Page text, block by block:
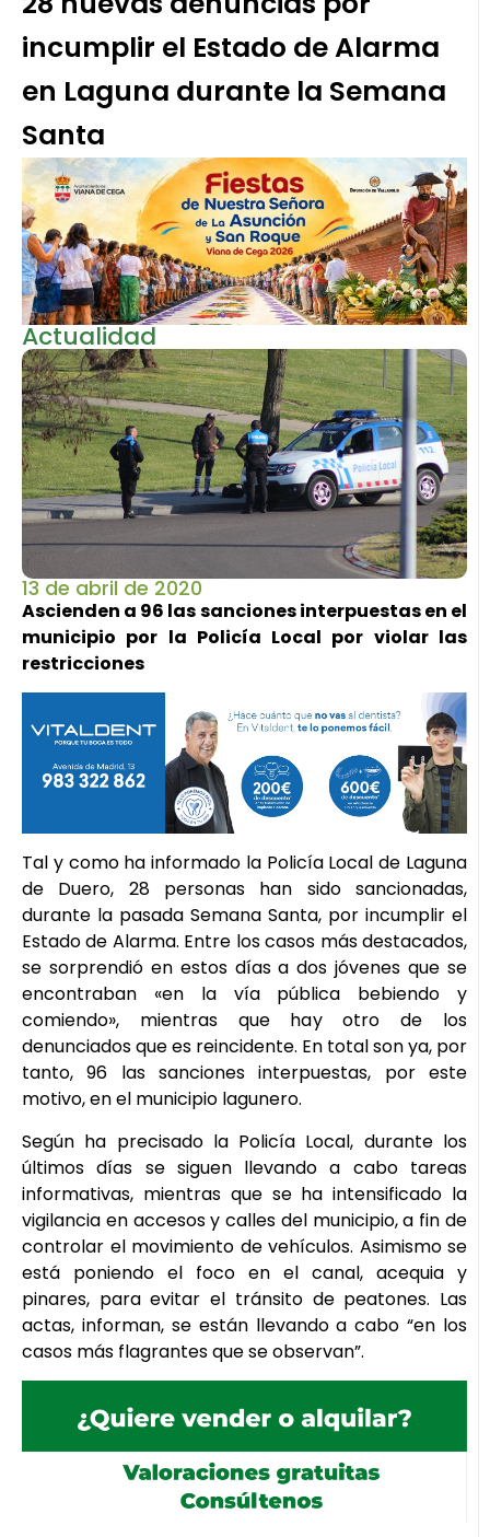
incumplir el Estado de Alarma
en Laguna durante la Semana
Santa
Actualidad
13 de abril de 2020
Ascienden a 96 las sanciones interpuestas en el
municipio por la Policía Local por violar las
restricciones
Tal y como ha informado la Policía Local de Laguna
de Duero, 28 personas han sido sancionadas,
durante la pasada Semana Santa, por incumplir el
Estado de Alarma. Entre los casos más destacados,
se sorprendió en estos días a dos jóvenes que se
encontraban «en la vía pública bebiendo y
comiendo», mientras que hay otro de los
denunciados que es reincidente. En total son ya, por
tanto, 96 las sanciones interpuestas, por este
motivo, en el municipio lagunero.
Según ha precisado la Policía Local, durante los
últimos días se siguen llevando a cabo tareas
informativas, mientras que se ha intensificado la
vigilancia en accesos y calles del municipio, a fin de
controlar el movimiento de vehículos. Asimismo se
está poniendo el foco en el canal, acequia y
pinares, para evitar el tránsito de peatones. Las
actas, informan, se están llevando a cabo “en los
casos más flagrantes que se observan”.